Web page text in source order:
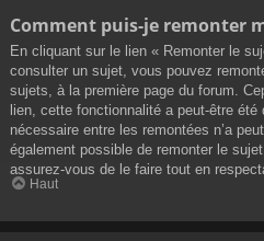
Comment puis-je remonter
En cliquant sur le lien « Remonter le
consulter un sujet, vous pouvez
sujets, à la première page du forum.
lien, cette fonctionnalité a peut-être été
nécessaire entre les remontées n’a
également possible de remonter le
assurez-vous de le faire tout en
Haut